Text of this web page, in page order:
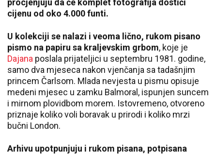
procjenjuju da će komplet fotografija dostići
cijenu od oko 4.000 funti.
U kolekciji se nalazi i veoma lično, rukom pisano
pismo na papiru sa kraljevskim grbom, koje je
Dajana poslala prijateljici u septembru 1981. godine,
samo dva mjeseca nakon vjenčanja sa tadašnjim
princem Čarlsom. Mlada nevjesta u pismu opisuje
medeni mjesec u zamku Balmoral, ispunjen suncem
i mirnom plovidbom morem. Istovremeno, otvoreno
priznaje koliko voli boravak u prirodi i koliko mrzi
bučni London.
Arhivu upotpunjuju i rukom pisana, potpisana